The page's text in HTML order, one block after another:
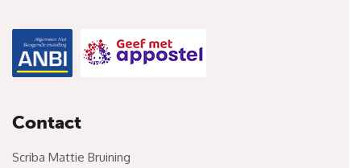
Contact
Scriba Mattie Bruining